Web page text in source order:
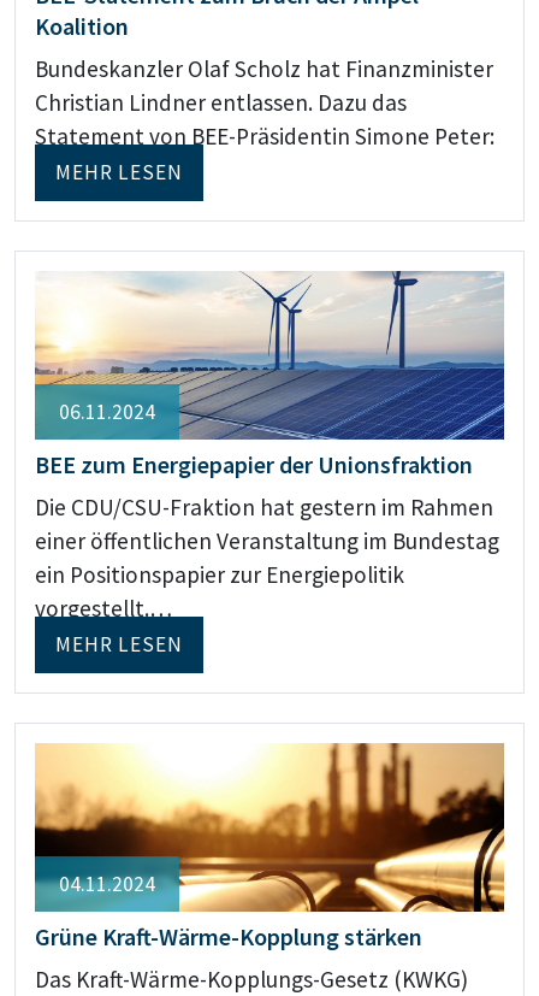
Koalition
Bundeskanzler Olaf Scholz hat Finanzminister
Christian Lindner entlassen. Dazu das
Statement von BEE-Präsidentin Simone Peter:
MEHR LESEN
06.11.2024
BEE zum Energiepapier der Unionsfraktion
Die CDU/CSU-Fraktion hat gestern im Rahmen
einer öffentlichen Veranstaltung im Bundestag
ein Positionspapier zur Energiepolitik
vorgestellt.…
MEHR LESEN
04.11.2024
Grüne Kraft-Wärme-Kopplung stärken
Das Kraft-Wärme-Kopplungs-Gesetz (KWKG)